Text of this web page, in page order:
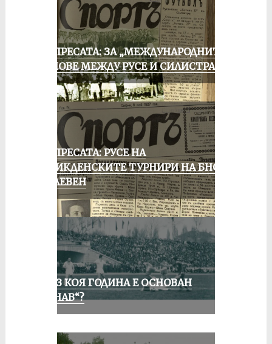
ОТ ПРЕСАТА: ЗА „МЕЖДУНАРОДНИТЕ“
МАЧОВЕ МЕЖДУ РУСЕ И СИЛИСТРА
ОТ ПРЕСАТА: РУСЕ НА
ВЕЛИКДЕНСКИТЕ ТУРНИРИ НА БНСФ
В ПЛЕВЕН
ПРЕЗ КОЯ ГОДИНА Е ОСНОВАН
„ДУНАВ“?